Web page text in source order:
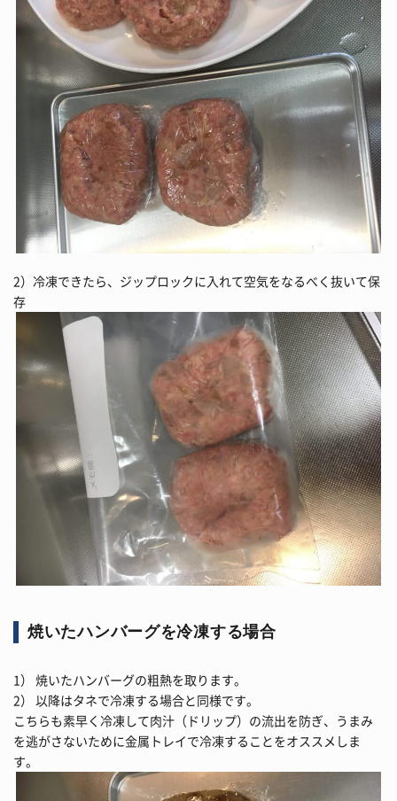
2）冷凍できたら、ジップロックに入れて空気をなるべく抜いて保
存
焼いたハンバーグを冷凍する場合
1） 焼いたハンバーグの粗熱を取ります。
2） 以降はタネで冷凍する場合と同様です。
こちらも素早く冷凍して肉汁（ドリップ）の流出を防ぎ、うまみ
を逃がさないために金属トレイで冷凍することをオススメしま
す。